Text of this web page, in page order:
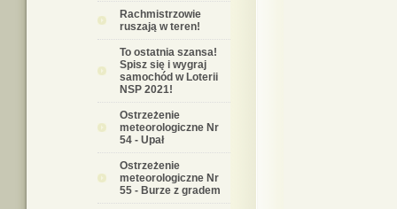
Rachmistrzowie
ruszają w teren!
To ostatnia szansa!
Spisz się i wygraj
samochód w Loterii
NSP 2021!
Ostrzeżenie
meteorologiczne Nr
54 - Upał
Ostrzeżenie
meteorologiczne Nr
55 - Burze z gradem